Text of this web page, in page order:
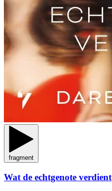
fragment
Wat de echtgenote verdient